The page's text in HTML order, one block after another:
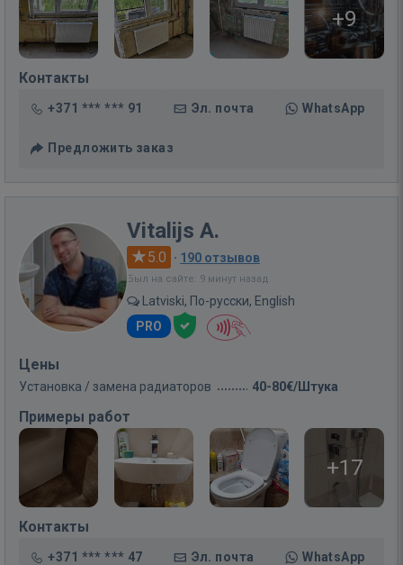
+9
Контакты
+371 *** *** 91 Эл. почта WhatsApp
Предложить заказ
Vitalijs A.
5.0 · 190 отзывов
Был на сайте: 9 минут назад
Latviski, По-русски, English
PRO
Цены
Установка / замена радиаторов 40-80€/Штука
Примеры работ
+17
Контакты
+371 *** *** 47 Эл. почта WhatsApp